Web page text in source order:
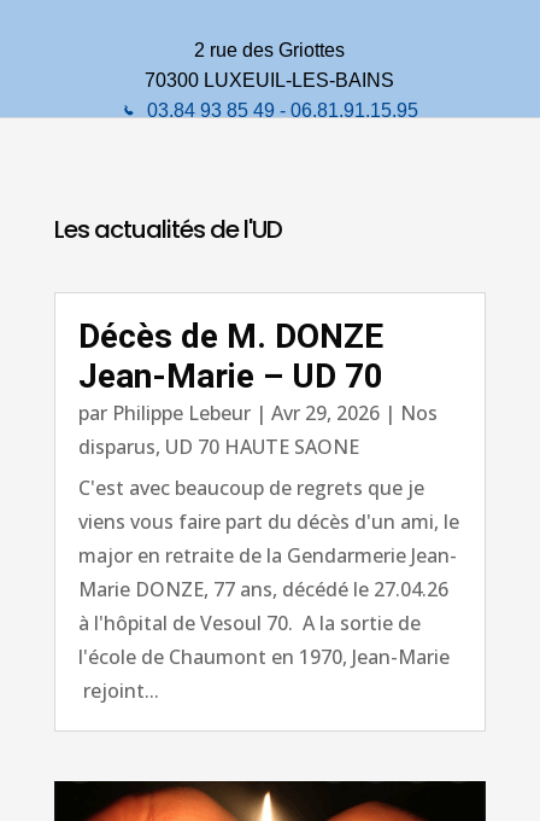
2 rue des Griottes
70300 LUXEUIL-LES-BAINS
03.84 93 85 49 - 06.81.91.15.95
Les actualités de l'UD
Décès de M. DONZE
Jean-Marie – UD 70
par Philippe Lebeur| Avr 29, 2026| Nos
disparus, UD 70 HAUTE SAONE
C'est avec beaucoup de regrets que je
viens vous faire part du décès d'un ami, le
major en retraite de la Gendarmerie Jean-
Marie DONZE, 77 ans, décédé le 27.04.26
à l'hôpital de Vesoul 70. A la sortie de
l'école de Chaumont en 1970, Jean-Marie
rejoint...